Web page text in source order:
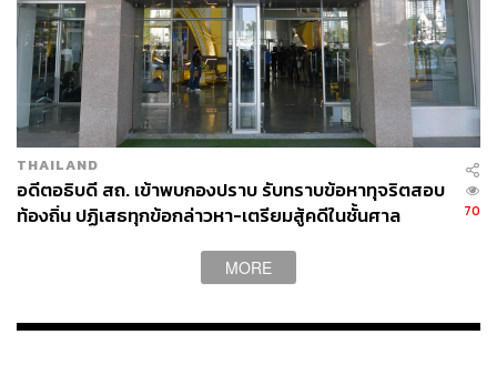
ไต่สวนเพิ่มเติม อย่างไรก็ตาม กระบวนการไต่สวนต้องให้
ความเป็นธรรมทั้งต่อผู้ถูกกล่าวหาและผู้กล่าวหา ต้องทำให้
ครบถ้วน
เมื่อถามย้ำว่าจะไม่ถูกข้อครหาเป็นการประวิงเวลาใช่หรือไม่
สาโรจน์กล่าวว่า ขอให้สื่อมวลชนติดตามดูว่าตั้งแต่คณะ
กรรมการ ป.ป.ช. มีมติรับเรื่องมีมติสั่งไต่สวนบุคคลที่
เกี่ยวข้องและมีการดำเนินการอย่างต่อเนื่อง ถ้าเรากังวลใจใน
เรื่องนี้จริงก็อยากให้สื่อช่วยติดตาม เพื่อเป็นกระบอกเสียง
สื่อสารไปยังประชาชนว่า ป.ป.ช. พยายามทำหน้าที่อย่างเต็ม
นอกจากพยานบุคคลแล้ว มีพยานหลักฐานอื่นที่บ่งชี้ชัดอีก
THAILAND
อดีตอธิบดี สถ. เข้าพบกองปราบ รับทราบข้อหาทุจริตสอบ
ท้องถิ่น ปฏิเสธทุกข้อกล่าวหา-เตรียมสู้คดีในชั้นศาล
70
MORE